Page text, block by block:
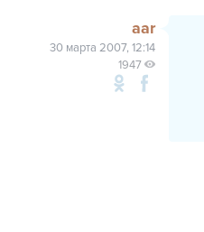
aar
30 марта 2007, 12:14
1947